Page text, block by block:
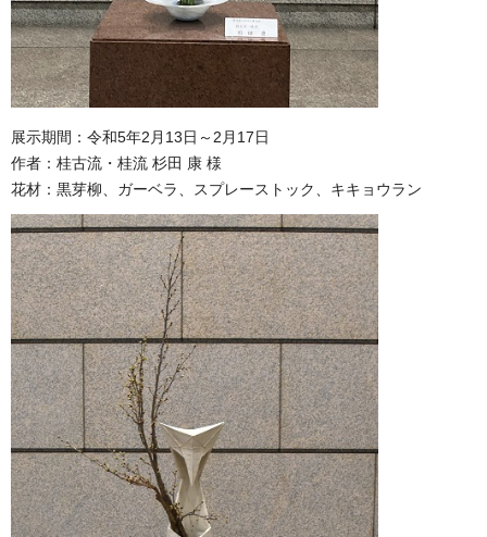
展示期間：令和5年2月13日～2月17日
作者：桂古流・桂流 杉田 康 様
花材：黒芽柳、ガーベラ、スプレーストック、キキョウラン